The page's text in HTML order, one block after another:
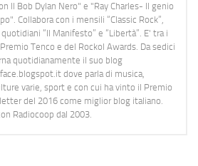
Il Bob Dylan Nero" e "Ray Charles- Il genio
Collabora con i mensili “Classic Rock”,
“Il Manifesto” e “Libertà”. E' tra i
Tenco e del Rockol Awards. Da sedici
quotidianamente il suo blog
dove parla di musica,
varie, sport e con cui ha vinto il Premio
del 2016 come miglior blog italiano.
Radiocoop dal 2003.